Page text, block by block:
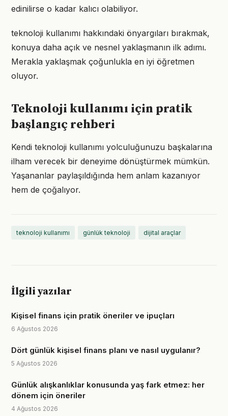
edinilirse o kadar kalıcı olabiliyor.
teknoloji kullanımı hakkındaki önyargıları bırakmak,
konuya daha açık ve nesnel yaklaşmanın ilk adımı.
Merakla yaklaşmak çoğunlukla en iyi öğretmen
oluyor.
Teknoloji kullanımı için pratik
başlangıç rehberi
Kendi teknoloji kullanımı yolculuğunuzu başkalarına
ilham verecek bir deneyime dönüştürmek mümkün.
Yaşananlar paylaşıldığında hem anlam kazanıyor
hem de çoğalıyor.
teknoloji kullanımı günlük teknoloji dijital araçlar
İlgili yazılar
Kişisel finans için pratik öneriler ve ipuçları
6 Ağustos 2026
Dört günlük kişisel finans planı ve nasıl uygulanır?
5 Ağustos 2026
Günlük alışkanlıklar konusunda yaş fark etmez: her
dönem için öneriler
4 Ağustos 2026